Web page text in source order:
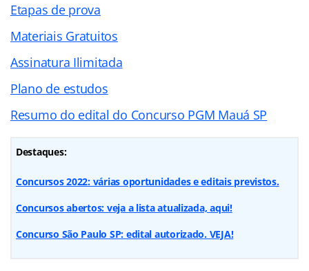
Etapas de prova
Materiais Gratuitos
Assinatura Ilimitada
Plano de estudos
Resumo do edital do Concurso PGM Mauá SP
Destaques:
Concursos 2022: várias oportunidades e editais previstos.
Concursos abertos: veja a lista atualizada, aqui!
Concurso São Paulo SP: edital autorizado. VEJA!